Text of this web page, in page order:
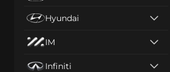
Hyundai
IM
Infiniti